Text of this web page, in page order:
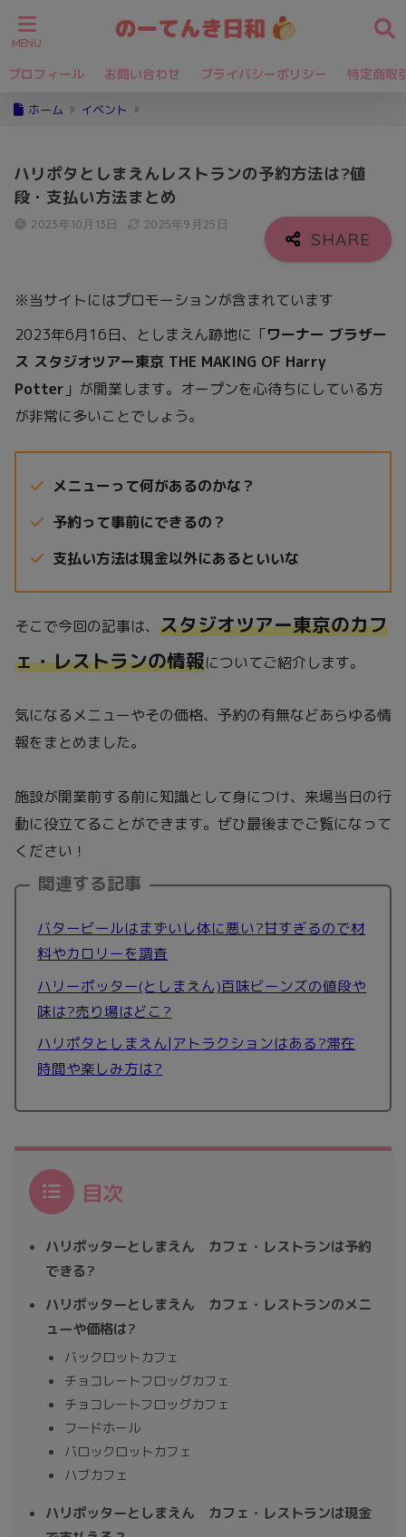
プロフィール お問い合わせ プライバシーポリシー 特定商取
ホーム イベント
ハリポタとしまえんレストランの予約方法は?値
段・支払い方法まとめ
2023年10月13日 2025年9月25日
※当サイトにはプロモーションが含まれています
2023年6月16日、としまえん跡地に「ワーナー ブラザー
ス スタジオツアー東京 THE MAKING OF Harry
Potter 」が開業します。オープンを心待ちにしている方
が非常に多いことでしょう。
メニューって何があるのかな？
予約って事前にできるの？
支払い方法は現金以外にあるといいな
そこで今回の記事は、 スタジオツアー東京のカフ
ェ・レストランの情報についてご紹介します。
気になるメニューやその価格、予約の有無などあらゆる情
報をまとめました。
施設が開業前する前に知識として身につけ、来場当日の行
動に役立てることができます。ぜひ最後までご覧になって
ください！
関連する記事
バタービールはまずいし体に悪い?甘すぎるので材
料やカロリーを調査
ハリーポッター(としまえん)百味ビーンズの値段や
味は?売り場はどこ?
ハリポタとしまえん|アトラクションはある?滞在
時間や楽しみ方は?
目次
ハリポッターとしまえん カフェ・レストランは予約
できる?
ハリポッターとしまえん カフェ・レストランのメニ
ューや価格は?
バックロットカフェ
チョコレートフロッグカフェ
チョコレートフロッグカフェ
フードホール
バロックロットカフェ
ハブカフェ
ハリポッターとしまえん カフェ・レストランは現金